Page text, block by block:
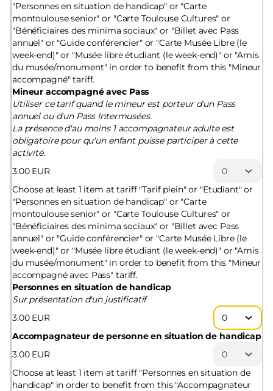
"Personnes en situation de handicap" or "Carte
montoulouse senior" or "Carte Toulouse Cultures" or
"Bénéficiaires des minima sociaux" or "Billet avec Pass
annuel" or "Guide conférencier" or "Carte Musée Libre (le
week-end)" or "Musée libre étudiant (le week-end)" or "Amis
du musée/monument" in order to benefit from this "Mineur
accompagné" tariff.
Mineur accompagné avec Pass
Utiliser ce tarif quand le mineur est porteur d'un Pass
annuel ou d'un Pass Intermusées.
La présence d'au moins 1 accompagnateur adulte est
obligatoire pour qu'un enfant puisse participer à cette
activité.
3.00 EUR
Choose at least 1 item at tariff "Tarif plein" or "Etudiant" or
"Personnes en situation de handicap" or "Carte
montoulouse senior" or "Carte Toulouse Cultures" or
"Bénéficiaires des minima sociaux" or "Billet avec Pass
annuel" or "Guide conférencier" or "Carte Musée Libre (le
week-end)" or "Musée libre étudiant (le week-end)" or "Amis
du musée/monument" in order to benefit from this "Mineur
accompagné avec Pass" tariff.
Personnes en situation de handicap
Sur présentation d'un justificatif
3.00 EUR
Accompagnateur de personne en situation de handicap
3.00 EUR
Choose at least 1 item at tariff "Personnes en situation de
handicap" in order to benefit from this "Accompagnateur